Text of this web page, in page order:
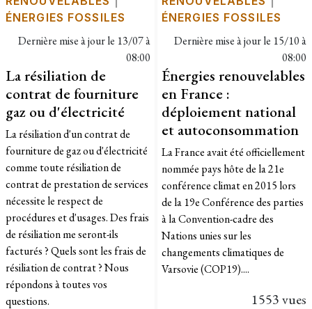
ÉNERGIES FOSSILES
Dernière mise à jour le 13/07 à
08:00
La résiliation de
contrat de fourniture
gaz ou d'électricité
La résiliation d'un contrat de
fourniture de gaz ou d'électricité
comme toute résiliation de
contrat de prestation de services
nécessite le respect de
procédures et d'usages. Des frais
de résiliation me seront-ils
facturés ? Quels sont les frais de
résiliation de contrat ? Nous
répondons à toutes vos
questions.
ÉNERGIES FOSSILES
Dernière mise à jour le 15/10 à
08:00
Énergies renouvelables
en France :
déploiement national
et autoconsommation
La France avait été officiellement
nommée pays hôte de la 21e
conférence climat en 2015 lors
de la 19e Conférence des parties
à la Convention-cadre des
Nations unies sur les
changements climatiques de
Varsovie (COP19)....
1553 vues